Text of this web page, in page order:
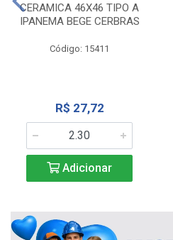
CERAMICA 46X46 TIPO A
IPANEMA BEGE CERBRAS
Código: 15411
R$ 27,72
Adicionar